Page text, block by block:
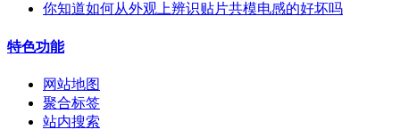
你知道如何从外观上辨识贴片共模电感的好坏吗
特色功能
网站地图
聚合标签
站内搜索